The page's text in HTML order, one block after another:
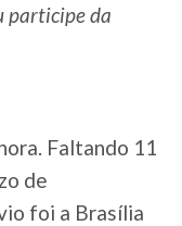
participe da
Faltando 11
de
foi a Brasília